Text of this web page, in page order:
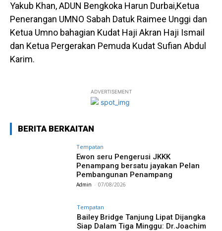
Yakub Khan, ADUN Bengkoka Harun Durbai,Ketua
Penerangan UMNO Sabah Datuk Raimee Unggi dan
Ketua Umno bahagian Kudat Haji Akran Haji Ismail
dan Ketua Pergerakan Pemuda Kudat Sufian Abdul
Karim.
ADVERTISEMENT
BERITA BERKAITAN
Tempatan
Ewon seru Pengerusi JKKK
Penampang bersatu jayakan Pelan
Pembangunan Penampang
Admin - 07/08/2026
Tempatan
Bailey Bridge Tanjung Lipat Dijangka
Siap Dalam Tiga Minggu: Dr.Joachim